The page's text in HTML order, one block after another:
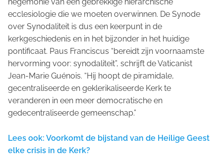
hegemonie van een gebrekkige hiërarchische
ecclesiologie die we moeten overwinnen. De Synode
over Synodaliteit is dus een keerpunt in de
kerkgeschiedenis en in het bijzonder in het huidige
pontificaat. Paus Franciscus “bereidt zijn voornaamste
hervorming voor: synodaliteit”, schrijft de Vaticanist
Jean-Marie Guénois. “Hij hoopt de piramidale,
gecentraliseerde en geklerikaliseerde Kerk te
veranderen in een meer democratische en
gedecentraliseerde gemeenschap.”
Lees ook: Voorkomt de bijstand van de Heilige Geest
elke crisis in de Kerk?